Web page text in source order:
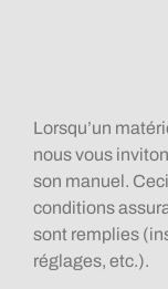
Lorsqu’un
nous vous
son manuel.
conditions
sont remplies
réglages, etc.).